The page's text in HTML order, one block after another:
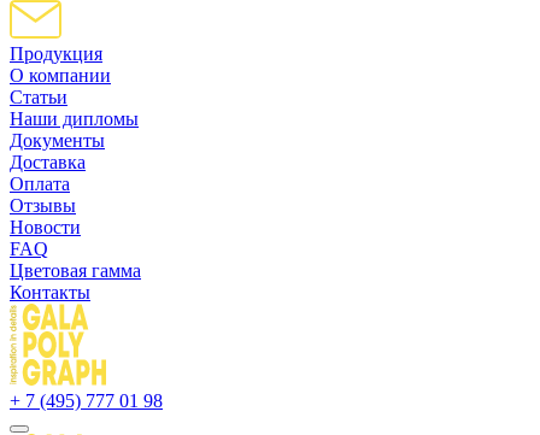
Продукция
О компании
Статьи
Наши дипломы
Документы
Доставка
Оплата
Отзывы
Новости
FAQ
Цветовая гамма
Контакты
+ 7 (495) 777 01 98